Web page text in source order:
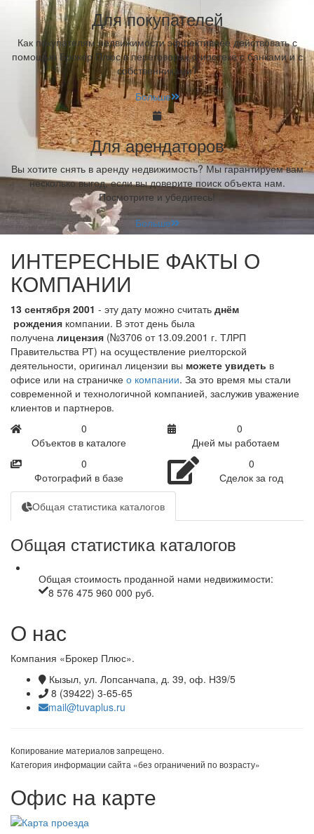
Для покупателей
Как покупателям недвижимости эффективнее действовать с
помощью Брокер Плюс в переговорах о ипотеке с банками и с
собственниками?
Больше
Для арендаторов
Вы хотите снять в аренду недвижимость? Мы гарантируем вам
несколько выгод, если вы доверите поиск объекта нам.
Посмотрите и убедитесь!
Больше
ИНТЕРЕСНЫЕ ФАКТЫ О
КОМПАНИИ
13 сентября 2001 - эту дату можно считать днём
рождения компании. В этот день была
получена лицензия (№3706 от 13.09.2001 г. ТЛРП
Правительства РТ) на осуществление риелторской
деятельности, оригинал лицензии вы можете увидеть в
офисе или на страничке о компании. За это время мы стали
современной и технологичной компанией, заслужив уважение
клиентов и партнеров.
0
Объектов в каталоге
0
Дней мы работаем
0
Фотографий в базе
0
Сделок за год
Общая статистика каталогов
Общая статистика каталогов
Общая стоимость проданной нами недвижимости:
8 576 475 960 000 руб.
О нас
Компания «Брокер Плюс».
Кызыл, ул. Лопсанчапа, д. 39, оф. Н39/5
8 (39422) 3-65-65
mail@tuvaplus.ru
Копирование материалов запрещено.
Категория информации сайта «без ограничений по возрасту»
Офис на карте